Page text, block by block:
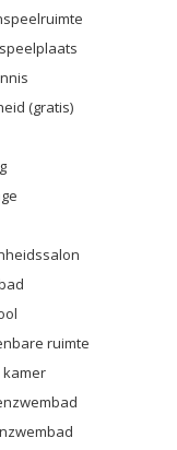
(gratis)
ruimte
kamer